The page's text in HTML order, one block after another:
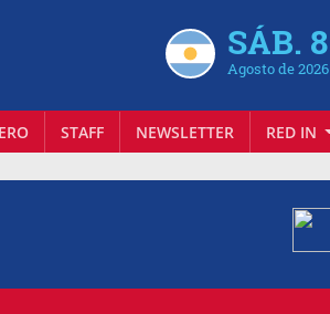
SÁB. 8
Agosto de 2026
STAFF NEWSLETTER RED IN